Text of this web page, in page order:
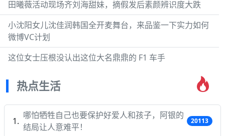
田曦薇活动现场齐刘海甜妹，摘假发后素颜辨识度大跌
小沈阳女儿沈佳润韩国全开麦舞台，来品鉴一下实力如何
微博VC计划
这位女士压根没认出这位大名鼎鼎的 F1 车手
热点生活
哪怕牺牲自己也要保护好爱人和孩子，阿银的
结局让人意难平！
20113